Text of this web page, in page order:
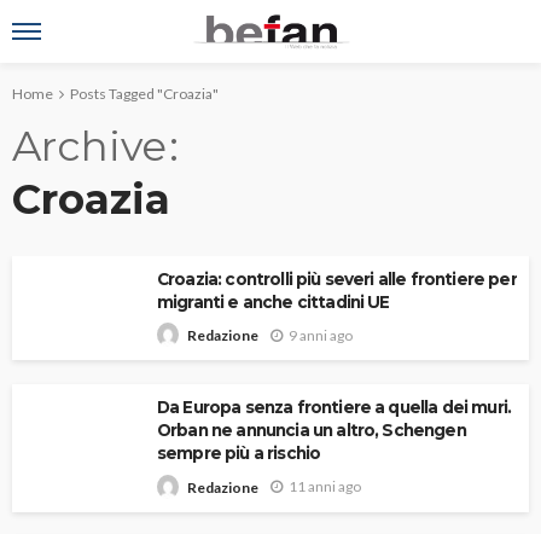
Home Posts Tagged "Croazia"
Archive
Croazia
Croazia: controlli più severi alle frontiere per
migranti e anche cittadini UE
Redazione 9 anni ago
Da Europa senza frontiere a quella dei muri.
Orban ne annuncia un altro, Schengen
sempre più a rischio
Redazione 11 anni ago